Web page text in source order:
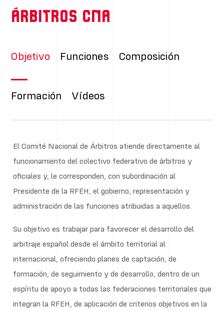
Árbitros CNA
Objetivo Funciones Composición
Formación Vídeos
El Comité Nacional de Árbitros atiende directamente al
funcionamiento del colectivo federativo de árbitros y
oficiales y, le corresponden, con subordinación al
Presidente de la RFEH, el gobierno, representación y
administración de las funciones atribuidas a aquellos.
Su objetivo es trabajar para favorecer el desarrollo del
arbitraje español desde el ámbito territorial al
internacional, ofreciendo planes de captación, de
formación, de seguimiento y de desarrollo, dentro de un
espíritu de apoyo a todas las federaciones territoriales que
integran la RFEH, de aplicación de criterios objetivos en la